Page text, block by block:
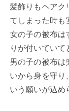
髪飾りもヘアク
てしまった時も
女の子の被布は
りが付いていて
男の子の被布は
いから身を守り
いう願いが込め